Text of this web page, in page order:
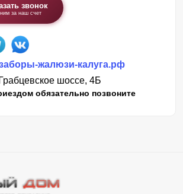
звонок
за наш счет
жалюзи-калуга.рф
шоссе, 4Б
обязательно позвоните